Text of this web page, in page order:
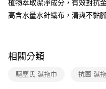
植物萃取潔淨成分，有效對抗
高含水量水針織布，清爽不黏腳
相關分類
驅塵氏 濕拖巾 抗菌 濕